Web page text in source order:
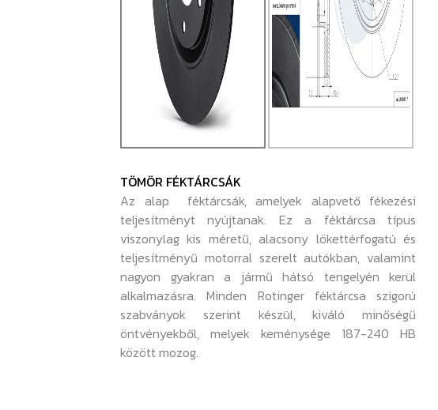
TÖMÖR FÉKTÁRCSÁK
Az alap féktárcsák, amelyek alapvető fékezési
teljesítményt nyújtanak. Ez a féktárcsa típus
viszonylag kis méretű, alacsony lökettérfogatú és
teljesítményű motorral szerelt autókban, valamint
nagyon gyakran a jármű hátsó tengelyén kerül
alkalmazásra. Minden Rotinger féktárcsa szigorú
szabványok szerint készül, kiváló minőségű
öntvényekből, melyek keménysége 187-240 HB
között mozog.